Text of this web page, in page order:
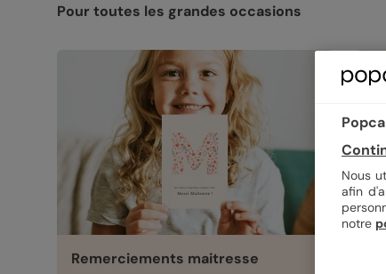
Pour toutes les grandes occasions
Remerciements maitresse
Nous
afin
notre